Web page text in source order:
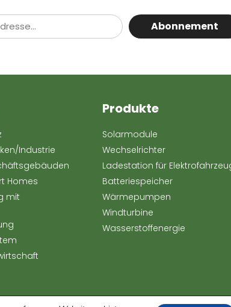
Abonnement
Industrie
Homes
mit
Produkte
Solarmodule
Wechselrichter
Ladestation für
Batteriespeicher
Wärmepumpen
Windturbine
Wasserstoffenergie